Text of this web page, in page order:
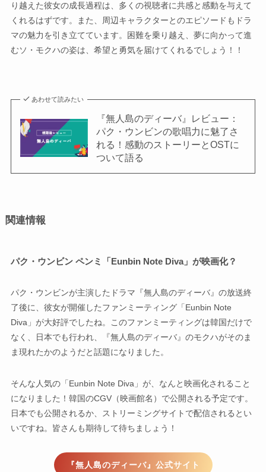
り越えた彼女の成長過程は、多くの視聴者に共感と感動を与えて
くれるはずです。また、周辺キャラクターとのエピソードもドラ
マの魅力を引き立てています。困難を乗り越え、夢に向かって進
むソ・モクハの姿は、希望と勇気を届けてくれるでしょう！！
あわせて読みたい
『無人島のディーバ』レビュー：
パク・ウンビンの歌唱力に魅了さ
れる！感動のストーリーとOSTに
ついて語る
関連情報
パク・ウンビン ペンミ「Eunbin Note Diva」が映画化？
パク・ウンビンが主演したドラマ『無人島のディーバ』の放送終
了後に、彼女が開催したファンミーティング「Eunbin Note
Diva」が大好評でしたね。このファンミーティングは韓国だけで
なく、日本でも行われ、『無人島のディーバ』のモクハがそのま
ま現れたかのようだと話題になりました。
そんな人気の「Eunbin Note Diva」が、なんと映画化されること
になりました！韓国のCGV（映画館名）で公開される予定です。
日本でも公開されるか、ストリーミングサイトで配信されるとい
いですね。皆さんも期待して待ちましょう！
『無人島のディーバ』公式サイト